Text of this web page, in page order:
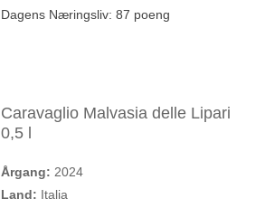
Dagens Næringsliv: 87 poeng
Caravaglio Malvasia delle Lipari
0,5 l
Årgang: 2024
Land: Italia